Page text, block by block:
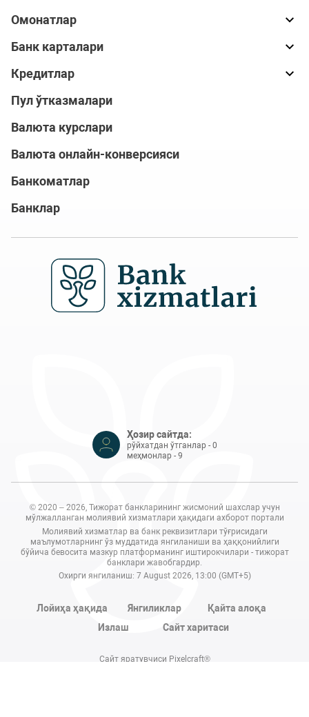
Омонатлар
Банк карталари
Кредитлар
Пул ўтказмалари
Валюта курслари
Валюта онлайн-конверсияси
Банкоматлар
Банклар
Ҳозир сайтда:
рўйхатдан ўтганлар - 0
меҳмонлар - 9
© 2020 – 2026, Тижорат банкларининг жисмоний шахслар учун
мўлжалланган молиявий хизматлари ҳақидаги ахборот портали
Молиявий хизматлар ва банк реквизитлари тўғрисидаги
маълумотларнинг ўз муддатида янгиланиши ва ҳаққонийлиги
бўйича бевосита мазкур платформанинг иштирокчилари - тижорат
банклари жавобгардир.
Охирги янгиланиш: 7 August 2026, 13:00 (GMT+5)
Лойиҳа ҳақида Янгиликлар
Қайта алоқа
Излаш
Сайт харитаси
Сайт яратувчиси Pixelcraft®